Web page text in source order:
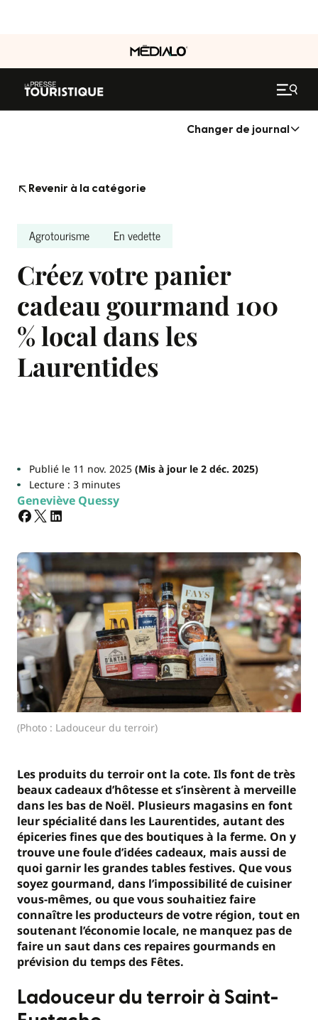
Changer de journal
Revenir à la catégorie
Agrotourisme En vedette
Créez votre panier
cadeau gourmand 100
% local dans les
Laurentides
Publié le 11 nov. 2025(Mis à jour le 2 déc. 2025)
Lecture : 3 minutes
Geneviève Quessy
(Photo : Ladouceur du terroir)
Les produits du terroir ont la cote. Ils font de très
beaux cadeaux d’hôtesse et s’insèrent à merveille
dans les bas de Noël. Plusieurs magasins en font
leur spécialité dans les Laurentides, autant des
épiceries fines que des boutiques à la ferme. On y
trouve une foule d’idées cadeaux, mais aussi de
quoi garnir les grandes tables festives. Que vous
soyez gourmand, dans l’impossibilité de cuisiner
vous-mêmes, ou que vous souhaitiez faire
connaître les producteurs de votre région, tout en
soutenant l’économie locale, ne manquez pas de
faire un saut dans ces repaires gourmands en
prévision du temps des Fêtes.
Ladouceur du terroir à Saint-